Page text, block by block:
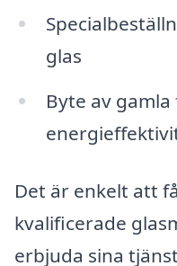
glas
Byte av
Det är enkelt att
kvalificerade
erbjuda sina